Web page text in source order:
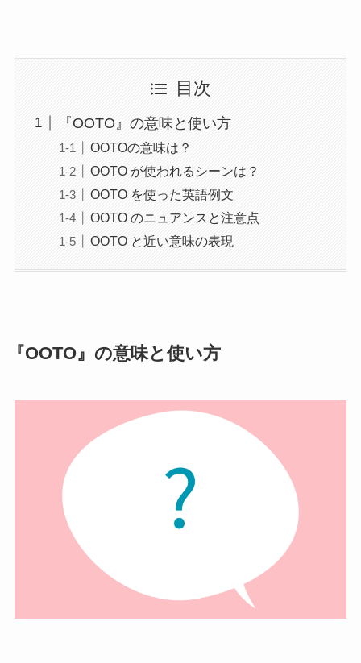
目次
『OOTO』の意味と使い方
OOTOの意味は？
OOTO が使われるシーンは？
OOTO を使った英語例文
OOTO のニュアンスと注意点
OOTO と近い意味の表現
『OOTO』の意味と使い方